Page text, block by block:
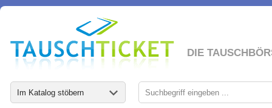
DIE
Im Katalog stöbern